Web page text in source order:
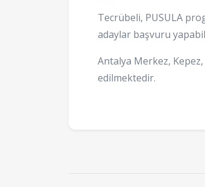
Tecrübeli, PUSULA
adaylar başvuru
Antalya Merkez,
edilmektedir.